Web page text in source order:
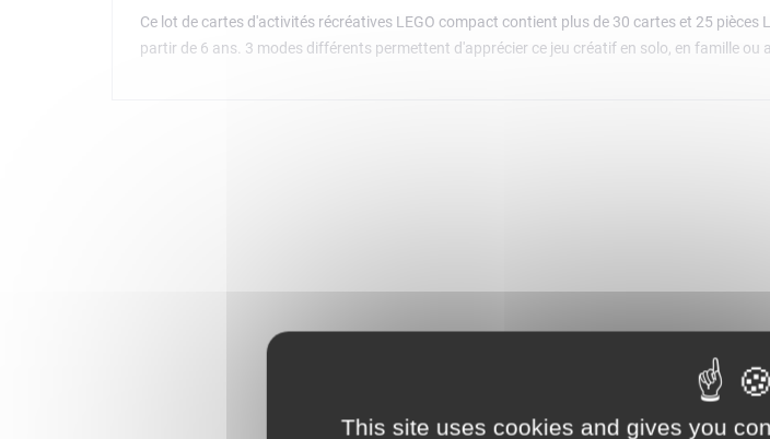
Ce lot de cartes d'activités récréatives LEGO compact contient plus de 30 cartes et 25
partir de 6 ans. 3 modes différents permettent d'apprécier ce jeu créatif en solo, en famille ou
This site uses cookies and gives you